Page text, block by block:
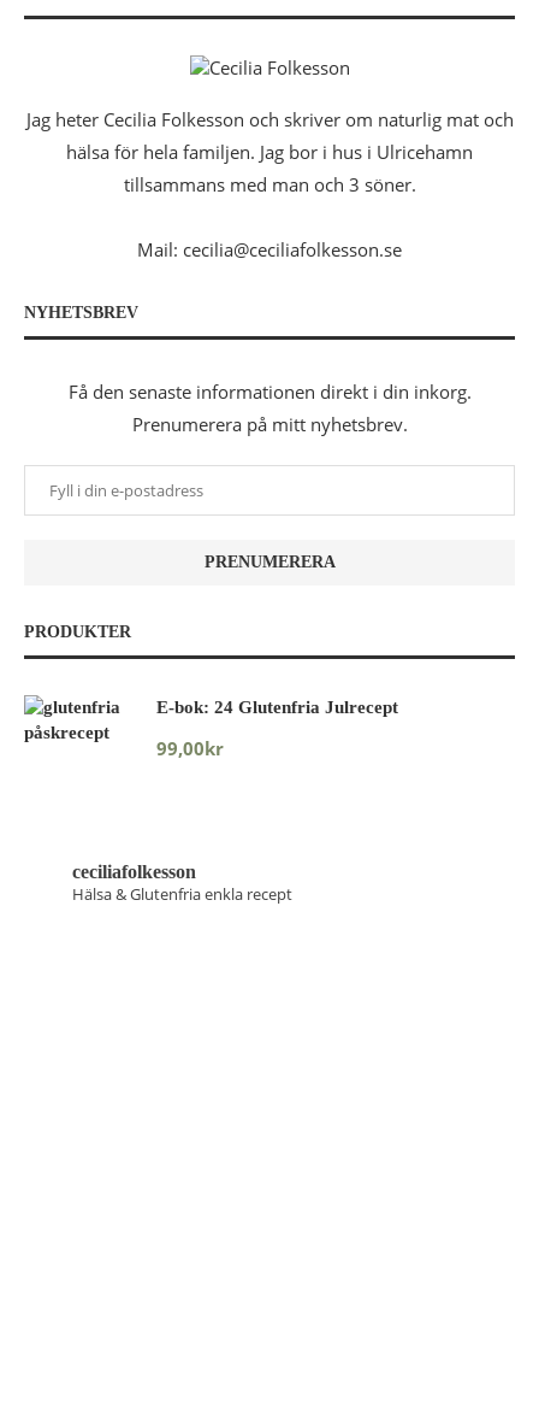
Jag heter Cecilia Folkesson och skriver om naturlig mat och
hälsa för hela familjen. Jag bor i hus i Ulricehamn
tillsammans med man och 3 söner.
Mail: cecilia@ceciliafolkesson.se
NYHETSBREV
Få den senaste informationen direkt i din inkorg.
Prenumerera på mitt nyhetsbrev.
PRODUKTER
E-bok: 24 Glutenfria Julrecept
99,00kr
ceciliafolkesson
Hälsa & Glutenfria enkla recept